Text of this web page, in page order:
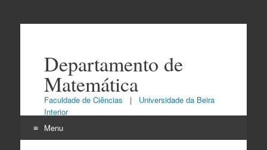
Departamento de
Matemática
Faculdade de Ciências |
Universidade da Beira
Interior
Menu